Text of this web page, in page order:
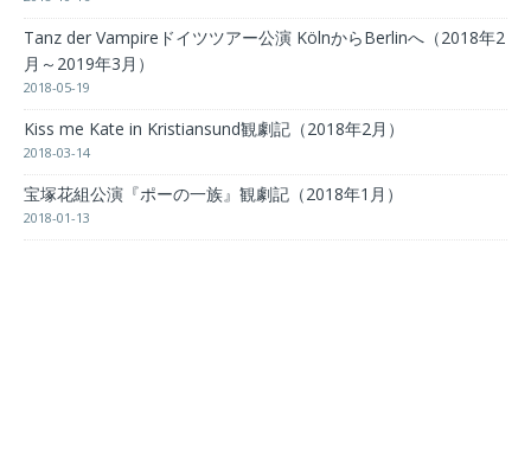
Tanz der Vampireドイツツアー公演 KölnからBerlinへ（2018年2
月～2019年3月）
2018-05-19
Kiss me Kate in Kristiansund観劇記（2018年2月）
2018-03-14
宝塚花組公演『ポーの一族』観劇記（2018年1月）
2018-01-13